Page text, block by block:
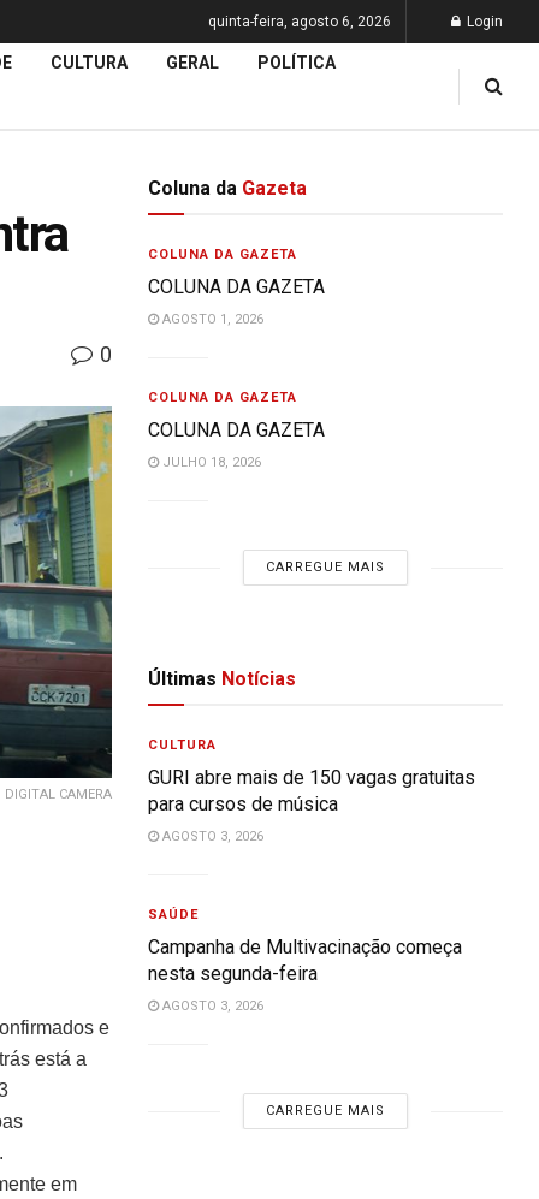
quinta-feira, agosto 6, 2026 Login
CULTURA GERAL POLÍTICA
0
DIGITAL CAMERA
e
está a
em
Coluna da Gazeta
COLUNA DA GAZETA
COLUNA DA GAZETA
AGOSTO 1, 2026
COLUNA DA GAZETA
COLUNA DA GAZETA
JULHO 18, 2026
CARREGUE MAIS
Últimas Notícias
CULTURA
GURI abre mais de 150 vagas gratuitas
para cursos de música
AGOSTO 3, 2026
SAÚDE
Campanha de Multivacinação começa
nesta segunda-feira
AGOSTO 3, 2026
CARREGUE MAIS